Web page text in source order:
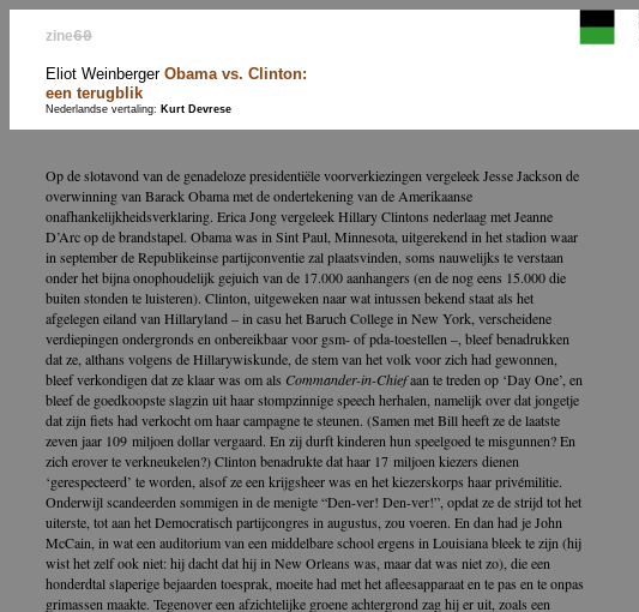
zine60
Eliot Weinberger Obama vs. Clinton:
een terugblik
Nederlandse vertaling: Kurt Devrese
Op de slotavond van de genadeloze presidentiële voorverkiezingen vergeleek Jesse Jackson de
overwinning van Barack Obama met de ondertekening van de Amerikaanse
onafhankelijkheidsverklaring. Erica Jong vergeleek Hillary Clintons nederlaag met Jeanne
D’Arc op de brandstapel. Obama was in Sint Paul, Minnesota, uitgerekend in het stadion waar
in september de Republikeinse partijconventie zal plaatsvinden, soms nauwelijks te verstaan
onder het bijna onophoudelijk gejuich van de 17.000 aanhangers (en de nog eens 15.000 die
buiten stonden te luisteren). Clinton, uitgeweken naar wat intussen bekend staat als het
afgelegen eiland van Hillaryland – in casu het Baruch College in New York, verscheidene
verdiepingen ondergronds en onbereikbaar voor gsm- of pda-toestellen –, bleef benadrukken
dat ze, althans volgens de Hillarywiskunde, de stem van het volk voor zich had gewonnen,
bleef verkondigen dat ze klaar was om als Commander-in-Chiefaan te treden op ‘Day One’, en
bleef de goedkoopste slagzin uit haar stompzinnige speech herhalen, namelijk over dat jongetje
dat zijn fiets had verkocht om haar campagne te steunen. (Samen met Bill heeft ze de laatste
zeven jaar 109 miljoen dollar vergaard. En zij durft kinderen hun speelgoed te misgunnen? En
zich erover te verkneukelen?) Clinton benadrukte dat haar 17 miljoen kiezers dienen
‘gerespecteerd’ te worden, alsof ze een krijgsheer was en het kiezerskorps haar privémilitie.
Onderwijl scandeerden sommigen in de menigte “Den-ver! Den-ver!”, opdat ze de strijd tot het
uiterste, tot aan het Democratisch partijcongres in augustus, zou voeren. En dan had je John
McCain, in wat een auditorium van een middelbare school ergens in Louisiana bleek te zijn (hij
wist het zelf ook niet: hij dacht dat hij in New Orleans was, maar dat was niet zo), die een
honderdtal slaperige bejaarden toesprak, moeite had met het afleesapparaat en te pas en te onpas
grimassen maakte. Tegenover een afzichtelijke groene achtergrond zag hij er uit, zoals een